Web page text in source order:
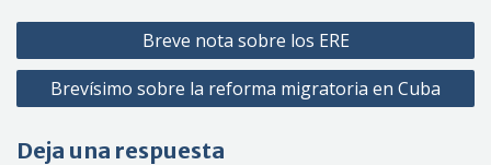
Navegación
de
entradas
Breve nota sobre los ERE
Brevísimo sobre la reforma migratoria en Cuba
Deja una respuesta